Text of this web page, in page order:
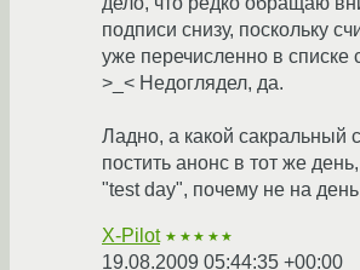
подписи снизу, поскольку
уже перечисленно в списке
>_< Недоглядел, да.
Ладно, а какой сакральный
постить анонс в тот же
"test day", почему не на
X-Pilot ★★★★★
19.08.2009 05:44:35 +00:00